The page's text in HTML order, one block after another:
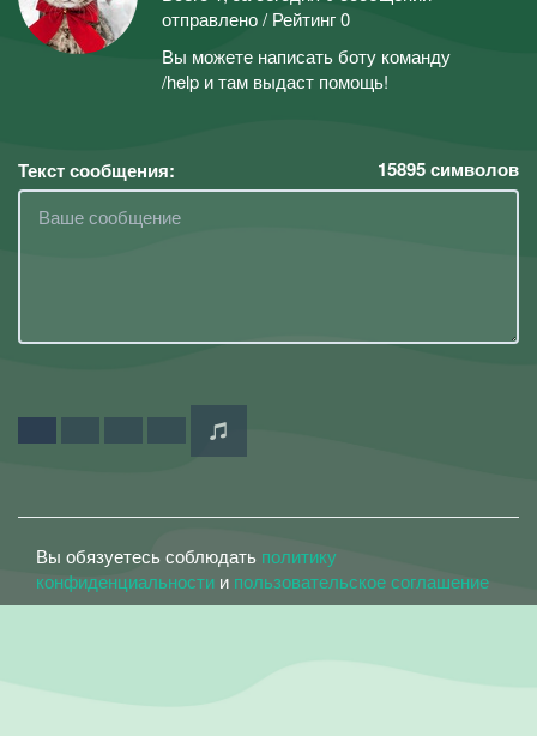
отправлено / Рейтинг 0
Вы можете написать боту команду
/help и там выдаст помощь!
Текст сообщения: 15895символов
Вы обязуетесь соблюдать политику
конфиденциальности и пользовательское соглашение